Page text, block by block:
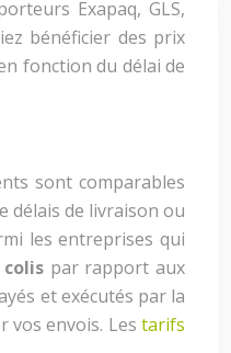
Exapaq, GLS,
bénéficier des prix
fonction du délai de
sont comparables
délais de livraison ou
les entreprises qui
par rapport aux
et exécutés par la
vos envois. Les tarifs